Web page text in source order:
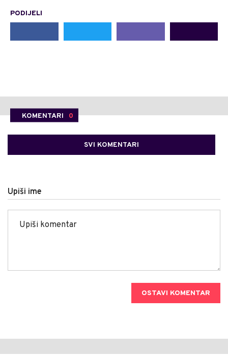
PODIJELI
KOMENTARI 0
SVI KOMENTARI
Upiši ime
OSTAVI KOMENTAR